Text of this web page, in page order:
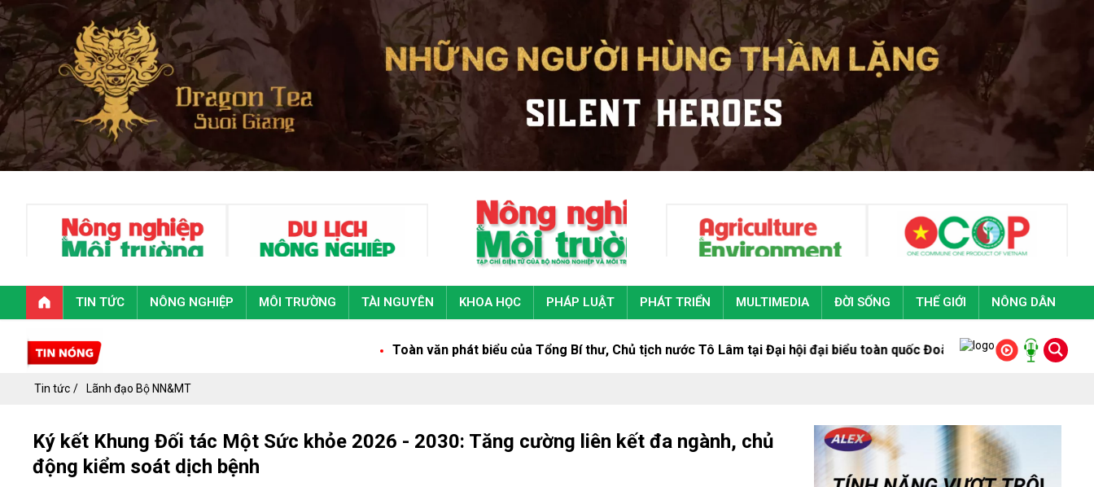
TIN TỨC NÔNG NGHIỆP MÔI TRƯỜNG TÀI NGUYÊN KHOA HỌC PHÁP LUẬT PHÁT TRIỂN MULTIMEDIA ĐỜI SỐNG THẾ GIỚI NÔNG DÂN
Toàn văn phát biểu của Tổng Bí thư, Chủ tịch nước Tô Lâm tại Đại hội đại biểu toàn quốc Đoàn Thanh niên cộng sản Hồ Chí Minh
Tin tức Lãnh đạo Bộ NN&MT
Ký kết Khung Đối tác Một Sức khỏe 2026 - 2030: Tăng cường liên kết đa ngành, chủ
động kiểm soát dịch bệnh